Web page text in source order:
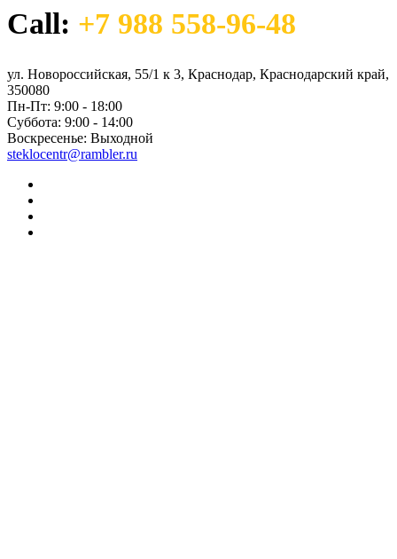
Call: +7 988 558-96-48
ул. Новороссийская, 55/1 к 3, Краснодар, Краснодарский край,
350080
Пн-Пт: 9:00 - 18:00
Суббота: 9:00 - 14:00
Воскресенье: Выходной
steklocentr@rambler.ru